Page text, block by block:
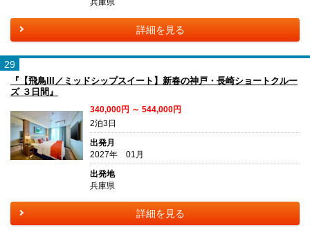
兵庫県
詳細を見る
29
『【飛鳥III／ミッドシップスイート】新春の神戸・長崎ショートクルー
ズ ３日間』
340,000円 ～ 544,000円
2泊3日
出発月
2027年 01月
出発地
兵庫県
詳細を見る